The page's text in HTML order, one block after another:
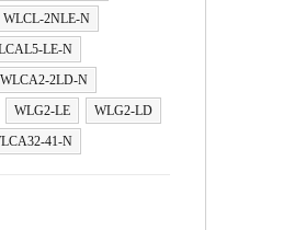
WLCL-2NLE-N
LE-N
WLCA2-2LD-N
WLG2-LE
WLG2-LD
41-N